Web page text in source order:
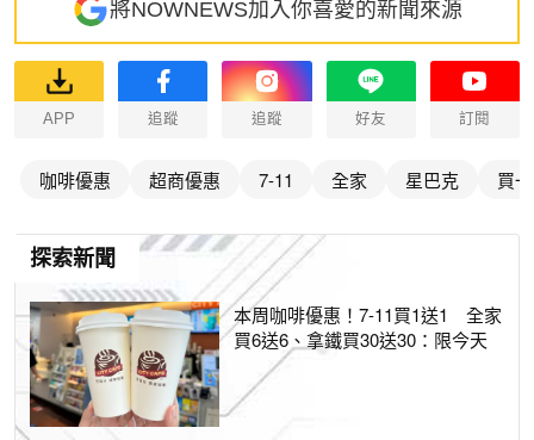
將NOWNEWS加入你喜愛的新聞來源
APP 追蹤 追蹤 好友 訂閱
咖啡優惠 超商優惠 7-11 全家 星巴克 買
探索新聞
本周咖啡優惠！7-11買1送1 全家
買6送6、拿鐵買30送30：限今天